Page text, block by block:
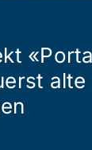
«Porta
alte